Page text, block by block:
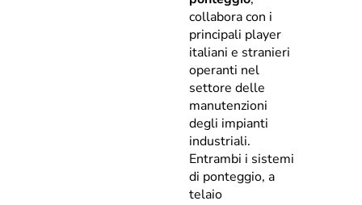
collabora con i
principali player
italiani e stranieri
operanti nel
settore delle
manutenzioni
degli impianti
industriali.
Entrambi i sistemi
di ponteggio, a
telaio